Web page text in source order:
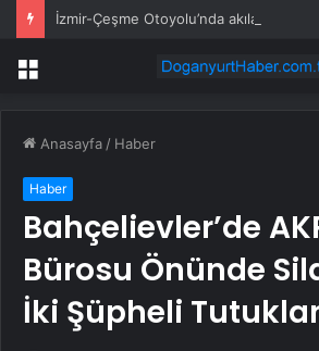
Menü
Anasayfa / Haber
Haber
Bahçelievler’de
Bürosu Önünde
İki Şüpheli